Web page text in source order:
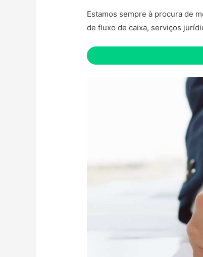
Estamos sempre à procura de
de fluxo de caixa, serviços